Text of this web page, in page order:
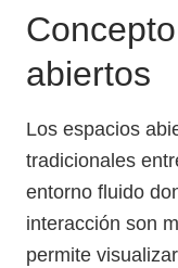
abiertos
Los espacios
tradicionales
entorno fluido
interacción son
permite